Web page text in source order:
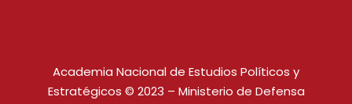
Academia Nacional de Estudios Políticos y
Estratégicos © 2023 – Ministerio de Defensa